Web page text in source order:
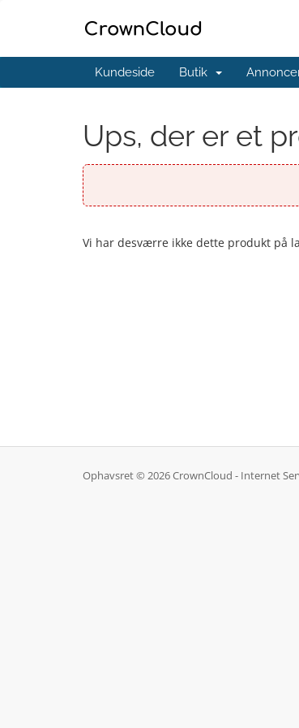
Kundeside Butik
Ups, der er et
Vi har desværre ikke dette produkt på
Ophavsret © 2026 CrownCloud - Internet